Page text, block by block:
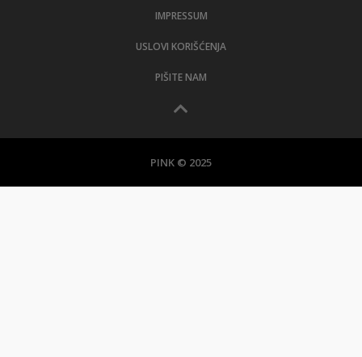
IMPRESSUM
USLOVI KORIŠĆENJA
PIŠITE NAM
PINK © 2025